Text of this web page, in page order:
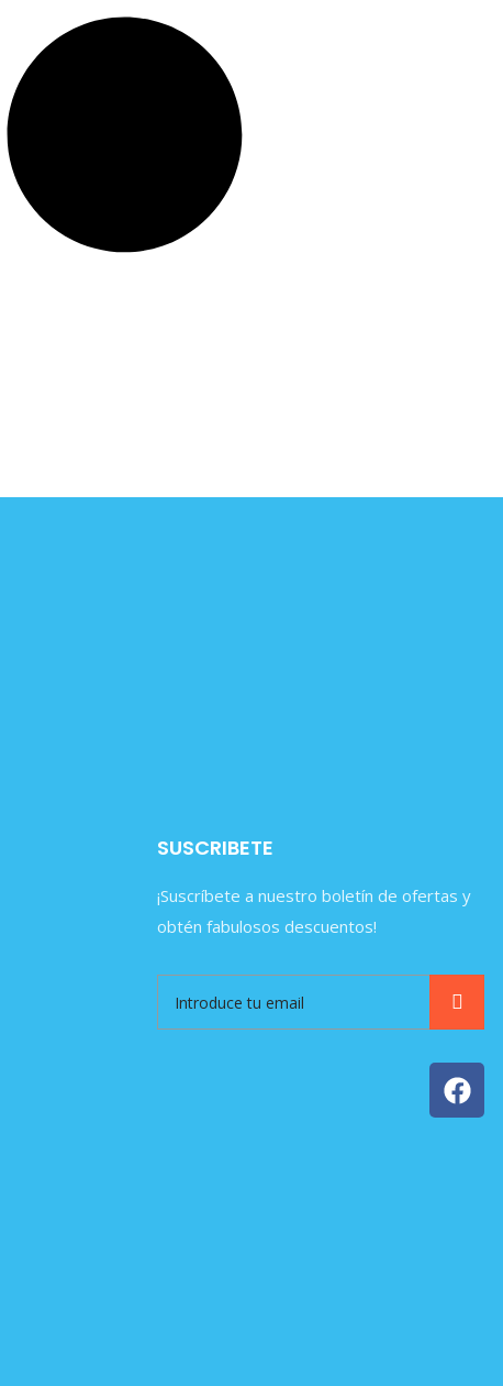
SUSCRIBETE
¡Suscríbete a nuestro boletín de ofertas y
obtén fabulosos descuentos!